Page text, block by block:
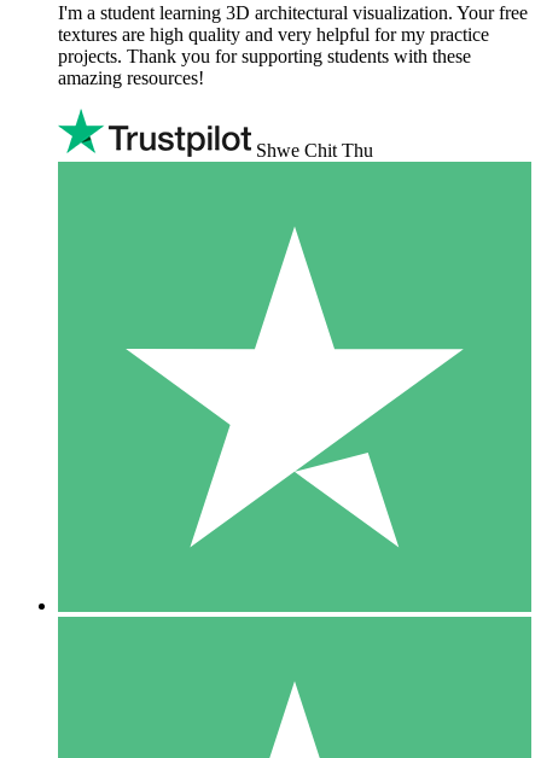
I'm a student learning 3D architectural visualization. Your free
textures are high quality and very helpful for my practice
projects. Thank you for supporting students with these
amazing resources!
Shwe Chit Thu